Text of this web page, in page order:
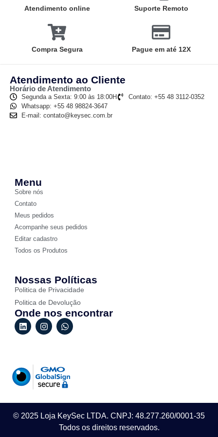
Atendimento online Suporte Remoto
Compra Segura Pague em até 12X
Atendimento ao Cliente
Horário de Atendimento
Segunda a Sexta: 9:00 às 18:00H
Contato: +55 48 3112-0352
Whatsapp: +55 48 98824-3647
E-mail: contato@keysec.com.br
Menu
Sobre nós
Contato
Meus pedidos
Acompanhe seus pedidos
Editar cadastro
Todos os Produtos
Nossas Políticas
Politica de Privacidade
Politica de Devolução
Onde nos encontrar
© 2025 Loja KeySec LTDA. CNPJ: 48.277.260/0001-35
Todos os direitos reservados.